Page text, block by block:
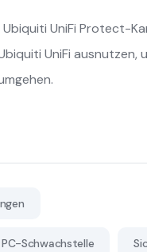
UniFi Protect-
UniFi ausnutzen,
PC-Schwachstelle